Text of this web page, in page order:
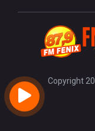
Copyright